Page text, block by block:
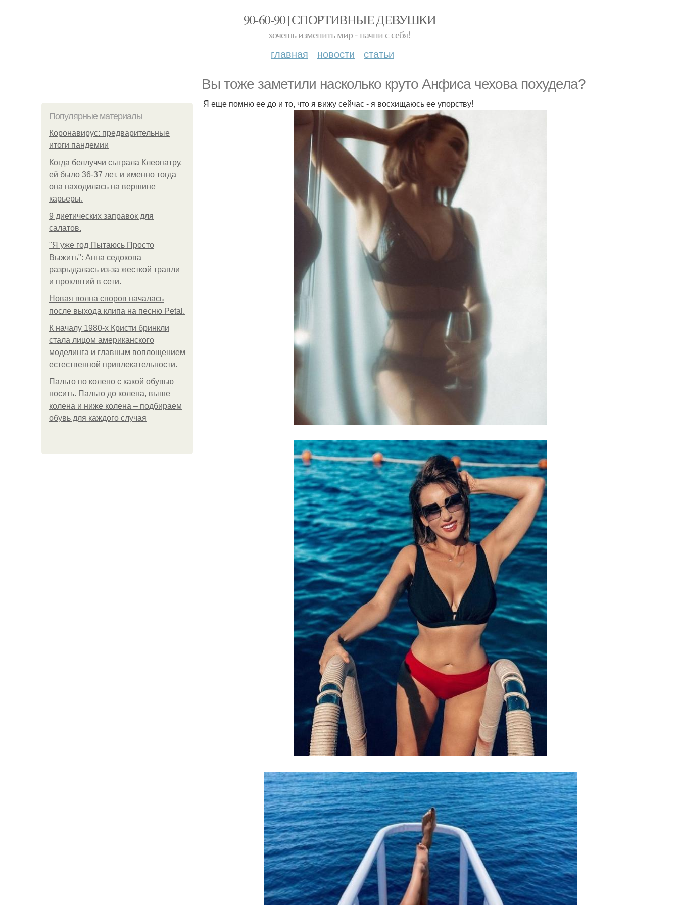
90-60-90 | СПОРТИВНЫЕ ДЕВУШКИ
хочешь изменить мир - начни с себя!
главная новости статьи
Вы тоже заметили насколько круто Анфиса чехова похудела?
Популярные материалы
Коронавирус: предварительные
итоги пандемии
Когда беллуччи сыграла Клеопатру,
ей было 36-37 лет, и именно тогда
она находилась на вершине
карьеры.
9 диетических заправок для
салатов.
"Я уже год Пытаюсь Просто
Выжить": Анна седокова
разрыдалась из-за жесткой травли
и проклятий в сети.
Новая волна споров началась
после выхода клипа на песню Petal.
К началу 1980-х Кристи бринкли
стала лицом американского
моделинга и главным воплощением
естественной привлекательности.
Пальто по колено с какой обувью
носить. Пальто до колена, выше
колена и ниже колена – подбираем
обувь для каждого случая
Я еще помню ее до и то, что я вижу сейчас - я восхищаюсь ее упорству!